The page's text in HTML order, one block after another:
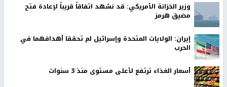
وزير الخزانة الأمريكي: قد نشهد اتفاقاً قريباً لإعادة فتح
مضيق هرمز
إيران: الولايات المتحدة وإسرائيل لم تحققا أهدافهما في
الحرب
أسعار الغذاء ترتفع لأعلى مستوى منذ 3 سنوات